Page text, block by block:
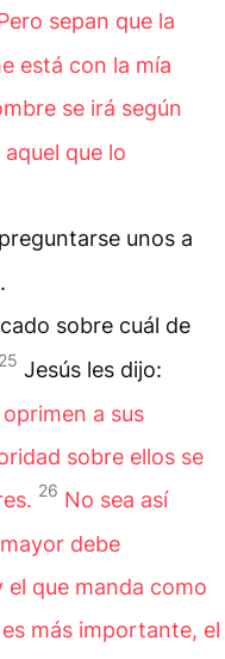
sepan que la
está con la mía
se irá según
que lo
unos a
sobre cuál de
25 Jesús les dijo:
oprimen a sus
sobre ellos se
26 No sea así
debe
que manda como
más importante, el